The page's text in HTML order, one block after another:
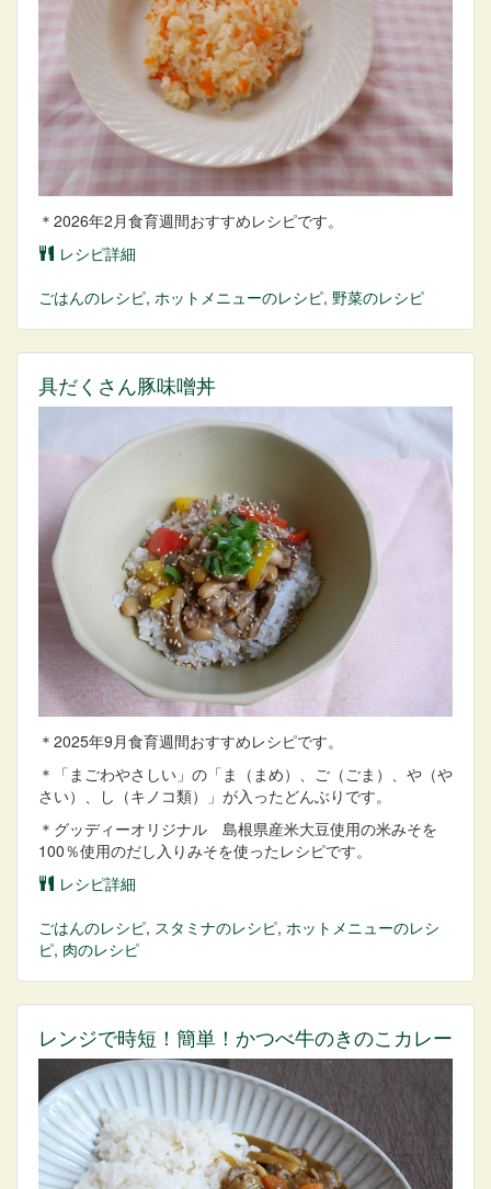
＊2026年2月食育週間おすすめレシピです。
レシピ詳細
ごはんのレシピ, ホットメニューのレシピ, 野菜のレシピ
具だくさん豚味噌丼
＊2025年9月食育週間おすすめレシピです。
＊「まごわやさしい」の「ま（まめ）、ご（ごま）、や（や
さい）、し（キノコ類）」が入ったどんぶりです。
＊グッディーオリジナル 島根県産米大豆使用の米みそを
100％使用のだし入りみそを使ったレシピです。
レシピ詳細
ごはんのレシピ, スタミナのレシピ, ホットメニューのレシ
ピ, 肉のレシピ
レンジで時短！簡単！かつべ牛のきのこカレー